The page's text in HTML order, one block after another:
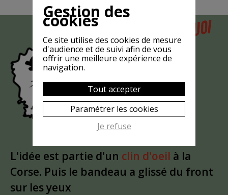
MAISPOURQUOI
LA CHÈVRE
EST-ELLE
MASQUÉE
?
L'idée est partie d'un clin d'oeil à la
Corse. Puis le bandeau a glissé du front
sur les yeux
Gestion des
cookies
Ce site utilise des cookies de mesure
d'audience et de suivi afin de vous
offrir une meilleure expérience de
navigation.
Tout accepter
Paramétrer les cookies
Je refuse